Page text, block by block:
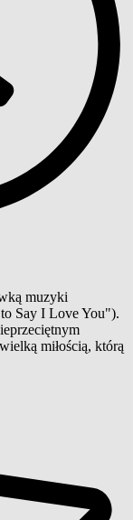
muzyki
Say I Love You").
miłością, którą